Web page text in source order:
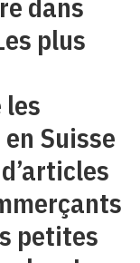
plus
les
Suisse
petites